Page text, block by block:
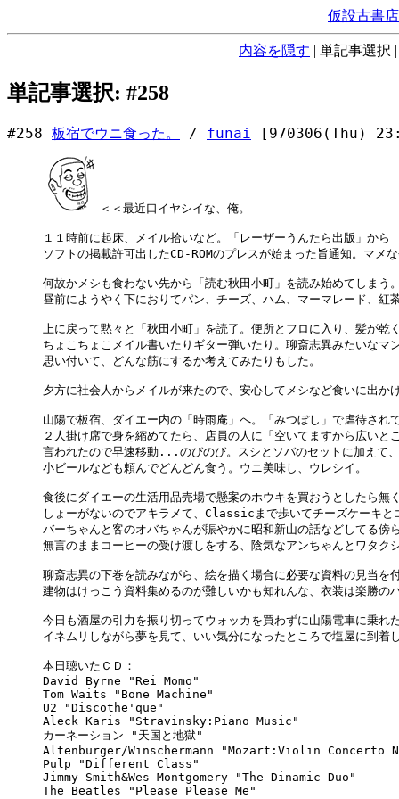
仮設古書店
内容を隠す | 単記事選択
単記事選択: #258
#258 板宿でウニ食った。 / funai [970306(Thu)
＜＜最近口イヤシイな、俺。
１１時前に起床、メイル拾いなど。「レーザーうんたら出版」から
ソフトの掲載許可出したCD-ROMのプレスが始まった旨通知。マメ
何故かメシも食わない先から「読む秋田小町」を読み始めてしま
昼前にようやく下におりてパン、チーズ、ハム、マーマレード、紅
上に戻って黙々と「秋田小町」を読了。便所とフロに入り、髪が乾
ちょこちょこメイル書いたりギター弾いたり。聊斎志異みたいなマ
思い付いて、どんな筋にするか考えてみたりもした。
夕方に社会人からメイルが来たので、安心してメシなど食いに出か
山陽で板宿、ダイエー内の「時雨庵」へ。「みつぼし」で虐待され
２人掛け席で身を縮めてたら、店員の人に「空いてますから広いと
言われたので早速移動...のびのび。スシとソバのセットに加えて
小ビールなども頼んでどんどん食う。ウニ美味し、ウレシイ。
食後にダイエーの生活用品売場で懸案のホウキを買おうとしたら無
しょーがないのでアキラメて、Classicまで歩いてチーズケーキと
バーちゃんと客のオバちゃんが賑やかに昭和新山の話などしてる傍
無言のままコーヒーの受け渡しをする、陰気なアンちゃんとワタク
聊斎志異の下巻を読みながら、絵を描く場合に必要な資料の見当を
建物はけっこう資料集めるのが難しいかも知れんな、衣装は楽勝
今日も酒屋の引力を振り切ってウォッカを買わずに山陽電車に乗れ
イネムリしながら夢を見て、いい気分になったところで塩屋に到着
本日聴いたＣＤ：
David Byrne "Rei Momo"
Tom Waits "Bone Machine"
U2 "Discothe'que"
Aleck Karis "Stravinsky:Piano Music"
カーネーション "天国と地獄"
Altenburger/Winschermann "Mozart:Violin Concerto
Pulp "Different Class"
Jimmy Smith&Wes Montgomery "The Dinamic Duo"
The Beatles "Please Please Me"